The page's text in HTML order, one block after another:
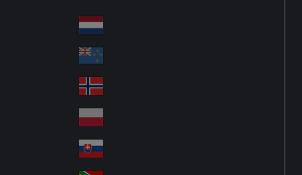
Lat
in
A
me
ric
a
Ne
the
rla
nd
s
Ne
w
Ze
ala
nd
No
rw
ay
Pol
an
d
Slo